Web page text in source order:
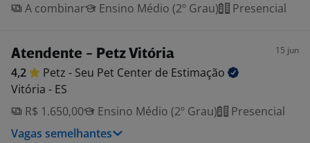
A combinar
Ensino Médio (2º Grau) Presencial
Atendente - Petz Vitória 15 jun
4,2 Petz - Seu Pet Center de Estimação
Vitória - ES
R$ 1.650,00
Ensino Médio (2º Grau)
Presencial
Vagas semelhantes